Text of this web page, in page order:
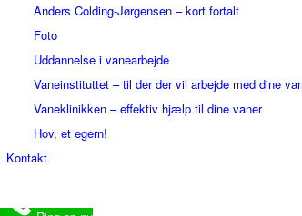
Anders Colding-Jørgensen – kort fortalt
Foto
Uddannelse i vanearbejde
Vaneinstituttet – til der der vil arbejde med dine
Vaneklinikken – effektiv hjælp til dine vaner
Hov, et egern!
Kontakt